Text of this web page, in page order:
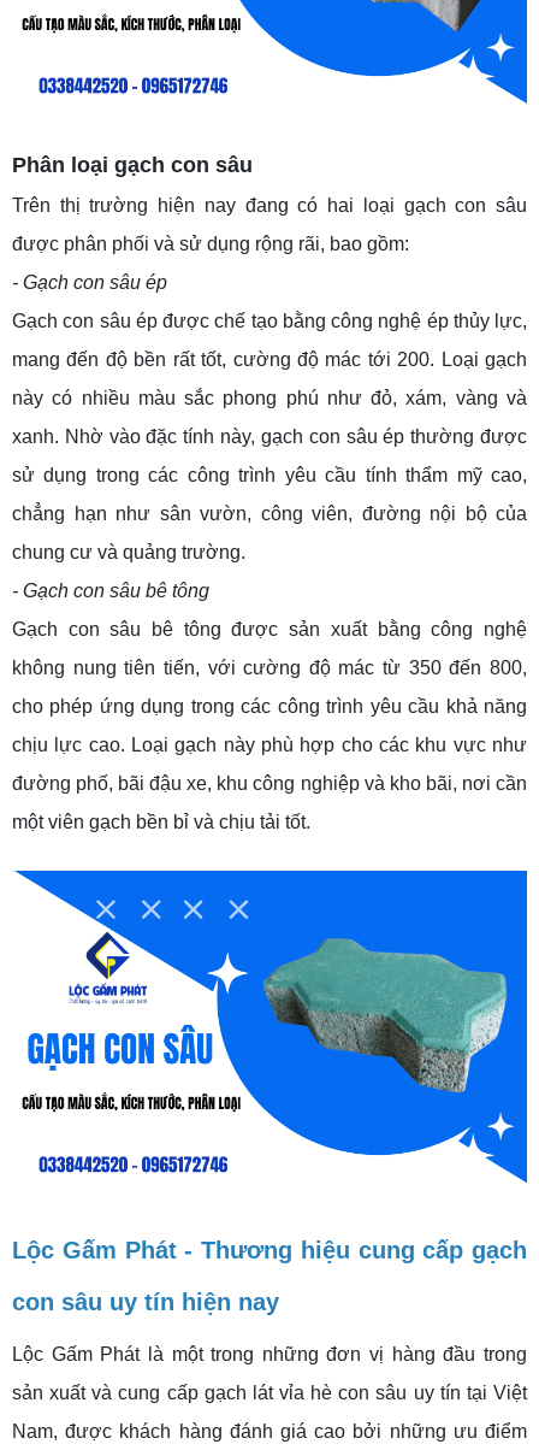
Phân loại gạch con sâu
Trên thị trường hiện nay đang có hai loại gạch con sâu
được phân phối và sử dụng rộng rãi, bao gồm:
- Gạch con sâu ép
Gạch con sâu ép được chế tạo bằng công nghệ ép thủy lực,
mang đến độ bền rất tốt, cường độ mác tới 200. Loại gạch
này có nhiều màu sắc phong phú như đỏ, xám, vàng và
xanh. Nhờ vào đặc tính này, gạch con sâu ép thường được
sử dụng trong các công trình yêu cầu tính thẩm mỹ cao,
chẳng hạn như sân vườn, công viên, đường nội bộ của
chung cư và quảng trường.
- Gạch con sâu bê tông
Gạch con sâu bê tông được sản xuất bằng công nghệ
không nung tiên tiến, với cường độ mác từ 350 đến 800,
cho phép ứng dụng trong các công trình yêu cầu khả năng
chịu lực cao. Loại gạch này phù hợp cho các khu vực như
đường phố, bãi đậu xe, khu công nghiệp và kho bãi, nơi cần
một viên gạch bền bỉ và chịu tải tốt.
Lộc Gấm Phát - Thương hiệu cung cấp gạch
con sâu uy tín hiện nay
Lộc Gấm Phát là một trong những đơn vị hàng đầu trong
sản xuất và cung cấp gạch lát vỉa hè con sâu uy tín tại Việt
Nam, được khách hàng đánh giá cao bởi những ưu điểm